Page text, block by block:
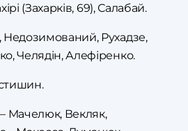
(Захарків, 69), Салабай.
Рухадзе,
Челядін, Алефіренко.
Мачелюк, Векляк,